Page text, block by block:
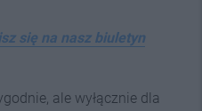
się na nasz biuletyn
ale wyłącznie dla